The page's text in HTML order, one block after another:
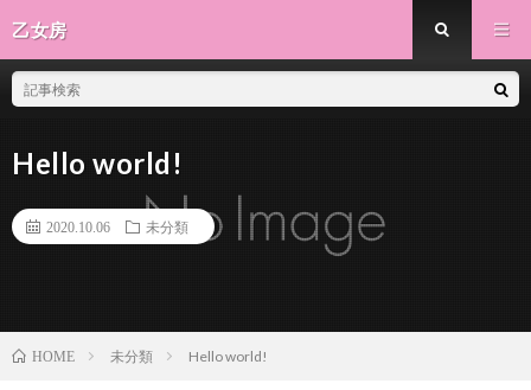
乙女房
Hello world!
2020.10.06 未分類
HOME 未分類 Hello world!